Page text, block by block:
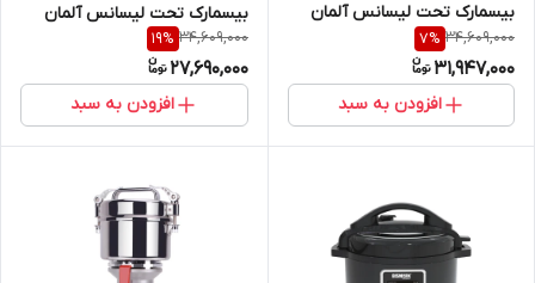
بیسمارک تحت لیسانس آلمان
bismark
34,609,000
7%
31,947,000
افزودن به سبد
بیسمارک تحت لیسانس آلمان
bismark
34,609,000
19%
27,690,000
افزودن به سبد